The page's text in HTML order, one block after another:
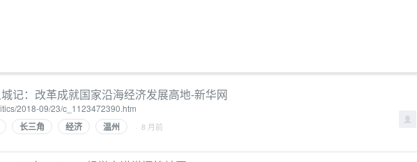
记：改革成就国家沿海经济发展高地-新华网
2018-09/23/c_1123472390.htm
长三角 经济 温州 · 8 月前